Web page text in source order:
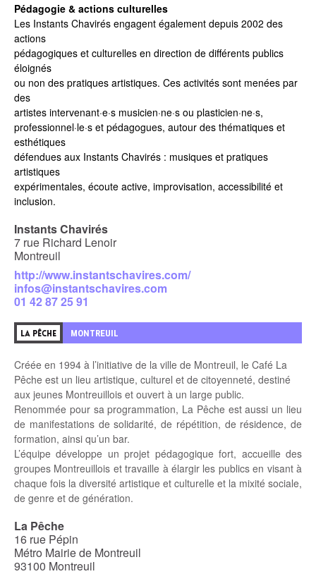
Pédagogie & actions culturelles
Les Instants Chavirés engagent également depuis 2002 des
actions
pédagogiques et culturelles en direction de différents publics
éloignés
ou non des pratiques artistiques. Ces activités sont menées par
des
artistes intervenant·e·s musicien·ne·s ou plasticien·ne·s,
professionnel·le·s et pédagogues, autour des thématiques et
esthétiques
défendues aux Instants Chavirés : musiques et pratiques
artistiques
expérimentales, écoute active, improvisation, accessibilité et
inclusion.
Instants Chavirés
7 rue Richard Lenoir
Montreuil
http://www.instantschavires.com/
infos@instantschavires.com
01 42 87 25 91
LA PÊCHE MONTREUIL
Créée en 1994 à l’initiative de la ville de Montreuil, le Café La
Pêche est un lieu artistique, culturel et de citoyenneté, destiné
aux jeunes Montreuillois et ouvert à un large public.
Renommée pour sa programmation, La Pêche est aussi un lieu
de manifestations de solidarité, de répétition, de résidence, de
formation, ainsi qu’un bar.
L’équipe développe un projet pédagogique fort, accueille des
groupes Montreuillois et travaille à élargir les publics en visant à
chaque fois la diversité artistique et culturelle et la mixité sociale,
de genre et de génération.
La Pêche
16 rue Pépin
Métro Mairie de Montreuil
93100 Montreuil